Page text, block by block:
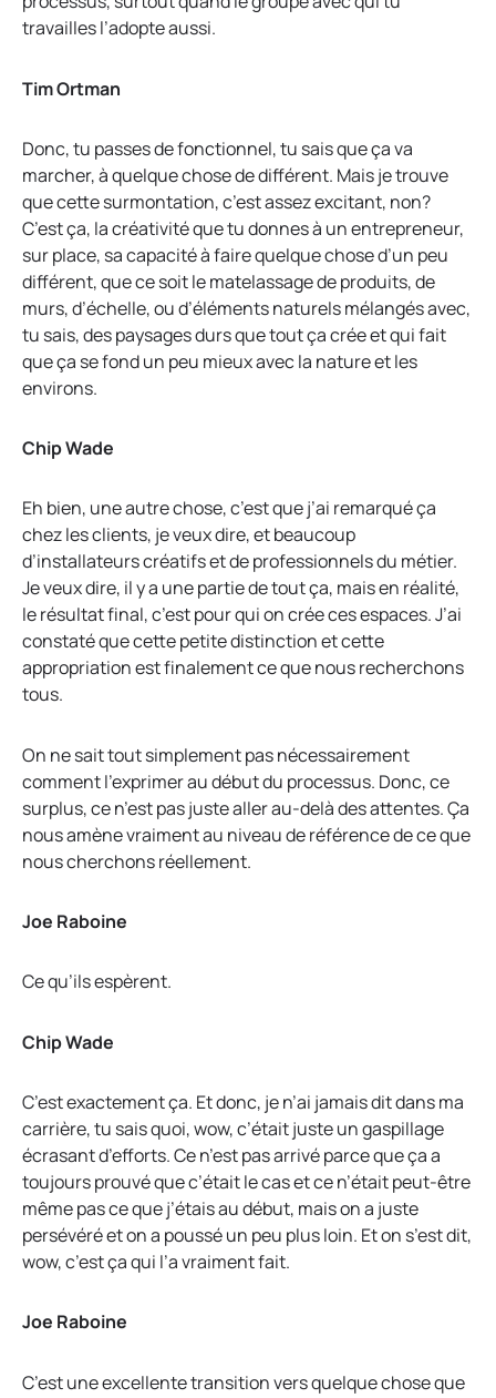
travailles l’adopte aussi.
Tim Ortman
Donc, tu passes de fonctionnel, tu sais que ça va
marcher, à quelque chose de différent. Mais je trouve
que cette surmontation, c’est assez excitant, non?
C’est ça, la créativité que tu donnes à un entrepreneur,
sur place, sa capacité à faire quelque chose d’un peu
différent, que ce soit le matelassage de produits, de
murs, d’échelle, ou d’éléments naturels mélangés avec,
tu sais, des paysages durs que tout ça crée et qui fait
que ça se fond un peu mieux avec la nature et les
environs.
Chip Wade
Eh bien, une autre chose, c’est que j’ai remarqué ça
chez les clients, je veux dire, et beaucoup
d’installateurs créatifs et de professionnels du métier.
Je veux dire, il y a une partie de tout ça, mais en réalité,
le résultat final, c’est pour qui on crée ces espaces. J’ai
constaté que cette petite distinction et cette
appropriation est finalement ce que nous recherchons
tous.
On ne sait tout simplement pas nécessairement
comment l’exprimer au début du processus. Donc, ce
surplus, ce n’est pas juste aller au-delà des attentes. Ça
nous amène vraiment au niveau de référence de ce que
nous cherchons réellement.
Joe Raboine
Ce qu’ils espèrent.
Chip Wade
C’est exactement ça. Et donc, je n’ai jamais dit dans ma
carrière, tu sais quoi, wow, c’était juste un gaspillage
écrasant d’efforts. Ce n’est pas arrivé parce que ça a
toujours prouvé que c’était le cas et ce n’était peut-être
même pas ce que j’étais au début, mais on a juste
persévéré et on a poussé un peu plus loin. Et on s’est dit,
wow, c’est ça qui l’a vraiment fait.
Joe Raboine
C’est une excellente transition vers quelque chose que